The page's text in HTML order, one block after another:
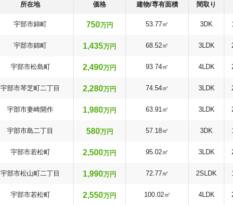
所在地 価格 建物/専有面積 間取り
宇部市錦町 750万円 53.77㎡ 3DK
宇部市錦町 1,435万円 68.52㎡ 3LDK
宇部市松島町 2,490万円 93.74㎡ 4LDK
宇部市琴芝町二丁目 2,280万円 74.54㎡ 3LDK
宇部市妻崎開作 1,980万円 63.91㎡ 3LDK
宇部市島二丁目 580万円 57.18㎡ 3DK
宇部市若松町 2,500万円 95.02㎡ 3LDK
宇部市松山町二丁目 1,990万円 72.77㎡ 2SLDK
宇部市若松町 2,550万円 100.02㎡ 4LDK